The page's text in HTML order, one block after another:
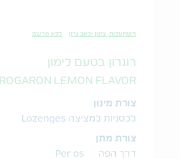
השתעלות, צינון וכאב גרון ללא מרשם
רוגרון בטעם לימון
ROGARON LEMON FLAVOR
צורת מינון
לכסניות למציצה Lozenges
צורת מתן
דרך הפה Per os